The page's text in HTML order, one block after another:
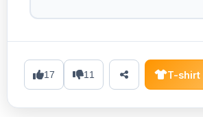
17 11 T-shirt